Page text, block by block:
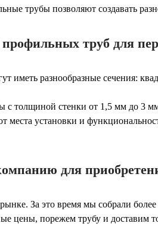
трубы позволяют создавать
труб для
иметь разнообразные сечения:
толщиной стенки от 1,5 мм до 3
места установки и
для
За это время мы собрали
цены, порежем трубу и доставим